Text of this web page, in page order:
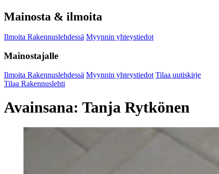
Mainosta & ilmoita
Ilmoita Rakennuslehdessä Myynnin yhteystiedot
Mainostajalle
Ilmoita Rakennuslehdessä Myynnin yhteystiedot Tilaa uutiskirje
Tilaa Rakennuslehti
Avainsana: Tanja Rytkönen